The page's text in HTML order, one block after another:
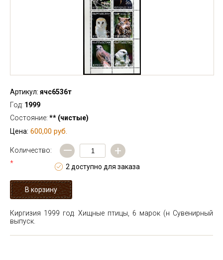
Артикул: ячс6536т
Год: 1999
Состояние: ** (чистые)
Цена: 600,00 руб.
Количество:
*
— +
2 доступно для заказа
Киргизия 1999 год. Хищные птицы, 6 марок (н Сувенирный
выпуск.